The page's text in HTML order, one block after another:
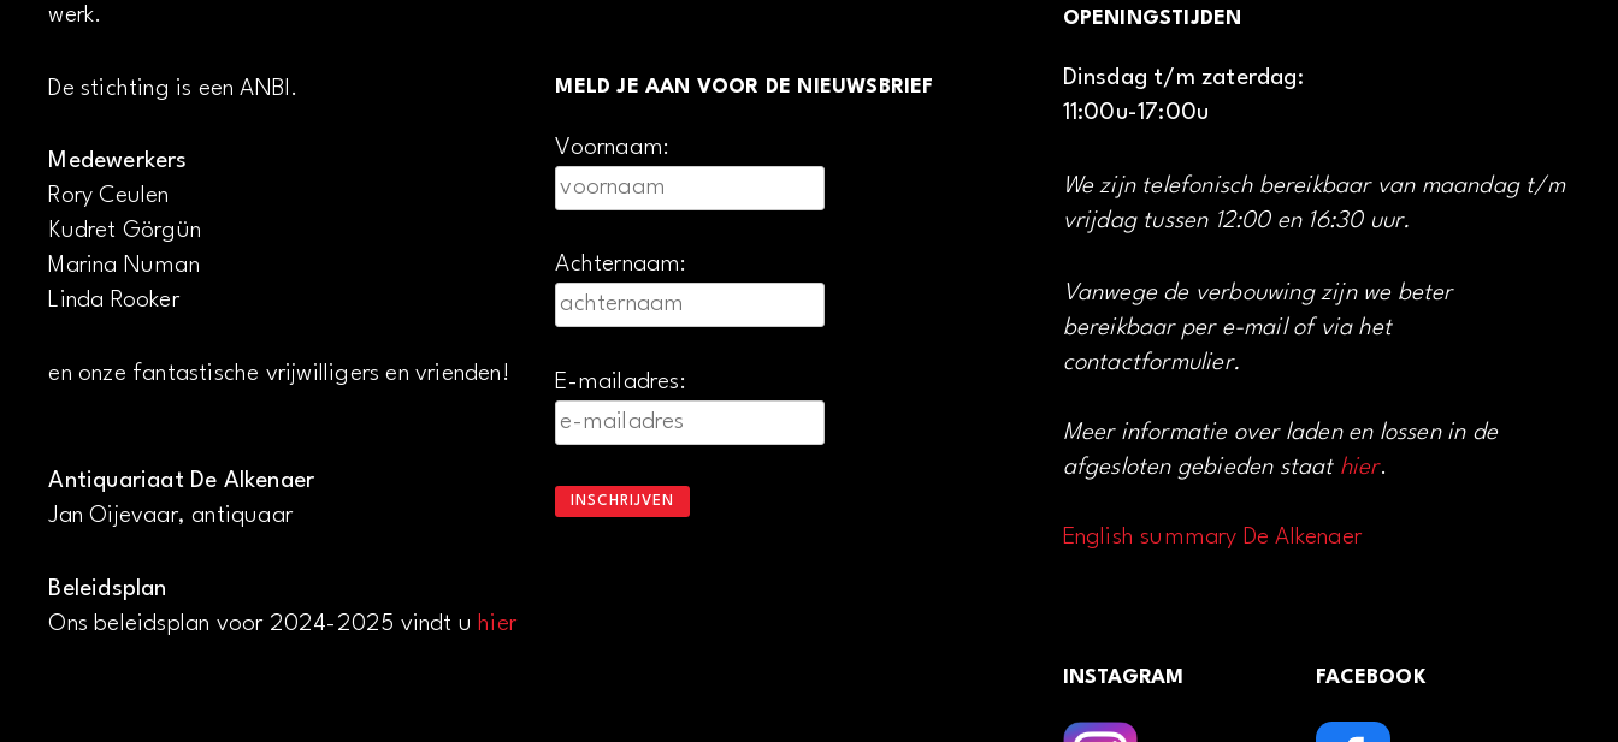
werk.
De stichting is een ANBI.
Medewerkers
Rory Ceulen
Kudret Görgün
Marina Numan
Linda Rooker
en onze fantastische vrijwilligers en vrienden!
Antiquariaat De Alkenaer
Jan Oijevaar, antiquaar
Beleidsplan
Ons beleidsplan voor 2024-2025 vindt u hier
MELD JE AAN VOOR DE NIEUWSBRIEF
Voornaam:
Achternaam:
E-mailadres:
OPENINGSTIJDEN
Dinsdag t/m zaterdag:
11:00u-17:00u
We zijn telefonisch bereikbaar van maandag t/m
vrijdag tussen 12:00 en 16:30 uur.
Vanwege de verbouwing zijn we beter
bereikbaar per e-mail of via het
contactformulier.
Meer informatie over laden en lossen in de
afgesloten gebieden staat hier.
English summary De Alkenaer
INSTAGRAM FACEBOOK